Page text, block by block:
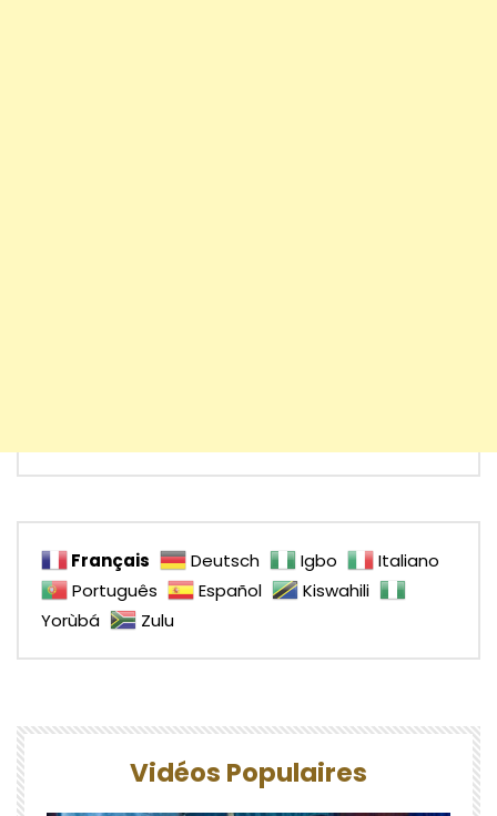
Français Deutsch Igbo
Italiano
Português
Español
Kiswahili
Yorùbá
Zulu
Vidéos Populaires